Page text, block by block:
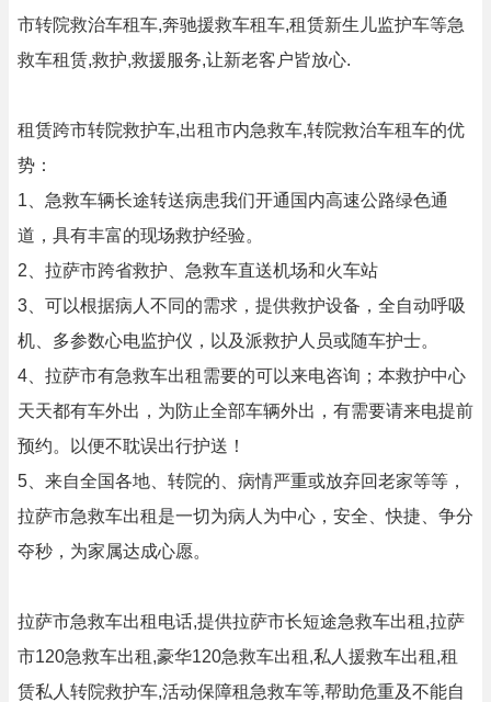
市转院救治车租车,奔驰援救车租车,租赁新生儿监护车等急
救车租赁,救护,救援服务,让新老客户皆放心.
租赁跨市转院救护车,出租市内急救车,转院救治车租车的优
势：
1、急救车辆长途转送病患我们开通国内高速公路绿色通
道，具有丰富的现场救护经验。
2、拉萨市跨省救护、急救车直送机场和火车站
3、可以根据病人不同的需求，提供救护设备，全自动呼吸
机、多参数心电监护仪，以及派救护人员或随车护士。
4、拉萨市有急救车出租需要的可以来电咨询；本救护中心
天天都有车外出，为防止全部车辆外出，有需要请来电提前
预约。以便不耽误出行护送！
5、来自全国各地、转院的、病情严重或放弃回老家等等，
拉萨市急救车出租是一切为病人为中心，安全、快捷、争分
夺秒，为家属达成心愿。
拉萨市急救车出租电话,提供拉萨市长短途急救车出租,拉萨
市120急救车出租,豪华120急救车出租,私人援救车出租,租
赁私人转院救护车,活动保障租急救车等,帮助危重及不能自